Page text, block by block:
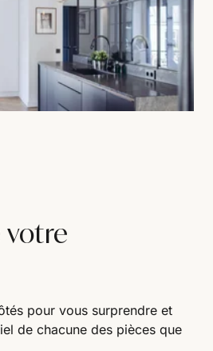
votre
pour vous surprendre et
de chacune des pièces que